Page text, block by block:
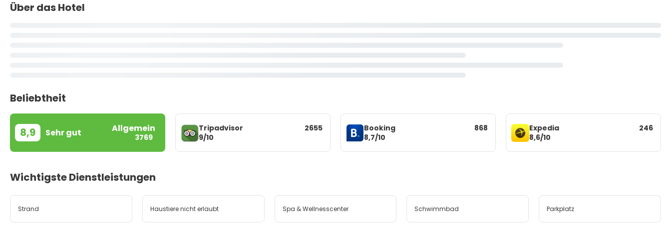
Über das Hotel
Beliebtheit
8,9 Sehr gut Allgemein
3769
Tripadvisor
9/10
2655
Booking
8,7/10
868
Expedia
8,6/10
246
Wichtigste Dienstleistungen
Strand Haustiere nicht erlaubt Spa & Wellnesscenter Schwimmbad Parkplatz